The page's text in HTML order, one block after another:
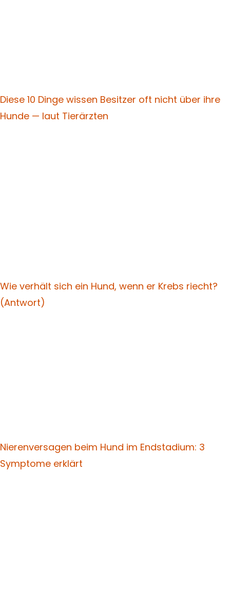
Diese 10 Dinge wissen Besitzer oft nicht über ihre
Hunde — laut Tierärzten
Wie verhält sich ein Hund, wenn er Krebs riecht?
(Antwort)
Nierenversagen beim Hund im Endstadium: 3
Symptome erklärt